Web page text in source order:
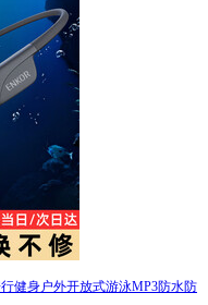
健身户外开放式游泳MP3防水防